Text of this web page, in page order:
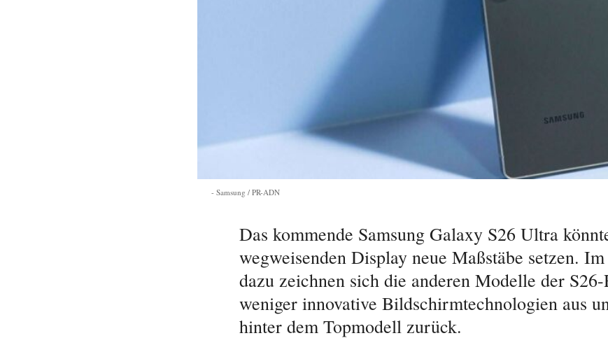
Samsung / PR-ADN
Das kommende Samsung Galaxy S26 Ultra
wegweisenden Display neue Maßstäbe setzen. Im
dazu zeichnen sich die anderen Modelle der
weniger innovative Bildschirmtechnologien aus
hinter dem Topmodell zurück.